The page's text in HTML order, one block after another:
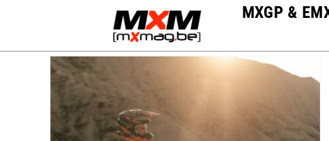
MXGP &